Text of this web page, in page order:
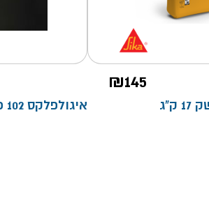
₪145
איגולפלקס 102 פח 25 ק"ג- סיקה